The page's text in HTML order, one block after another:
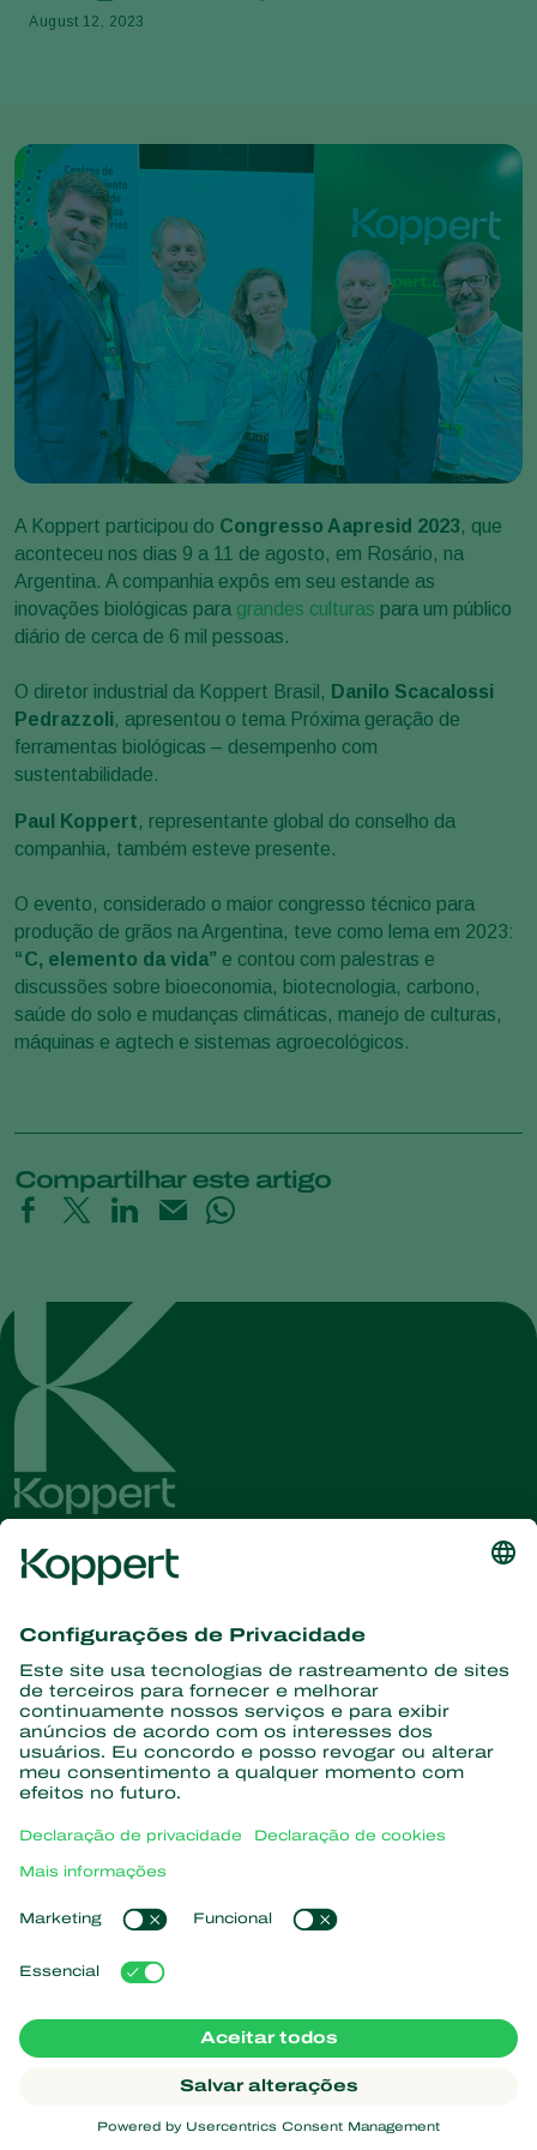
August 12, 2023
A Koppert participou do Congresso Aapresid 2023, que
aconteceu nos dias 9 a 11 de agosto, em Rosário, na
Argentina. A companhia expôs em seu estande as
inovações biológicas para grandes culturas para um público
diário de cerca de 6 mil pessoas.
O diretor industrial da Koppert Brasil, Danilo Scacalossi
Pedrazzoli, apresentou o tema Próxima geração de
ferramentas biológicas – desempenho com
sustentabilidade.
Paul Koppert, representante global do conselho da
companhia, também esteve presente.
O evento, considerado o maior congresso técnico para
produção de grãos na Argentina, teve como lema em 2023:
“C, elemento da vida” e contou com palestras e
discussões sobre bioeconomia, biotecnologia, carbono,
saúde do solo e mudanças climáticas, manejo de culturas,
máquinas e agtech e sistemas agroecológicos.
Compartilhar este artigo
informações
Assine aqui
Parceiros com a natureza
Vespas Parasitoides
Nematoides benéficos
Microorganismos benéficos
Proteção de culturas
Sobre a Koppert
Centro de informações
Trabalhe na Koppert
Links de Interesse
Natutec
Gazebo
Koppert Global
Gerir cookies
Declaração de cookies